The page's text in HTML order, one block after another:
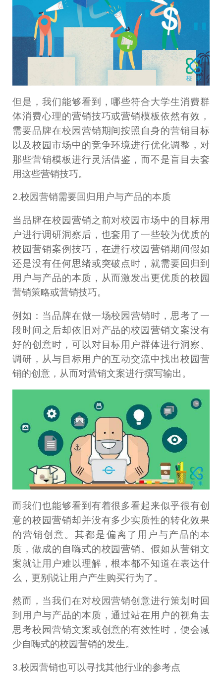
但是，我们能够看到，哪些符合大学生消费群
体消费心理的营销技巧或营销模板依然有效，
需要品牌在校园营销期间按照自身的营销目标
以及校园市场中的竞争环境进行优化调整，对
那些营销模板进行灵活借鉴，而不是盲目去套
用这些营销技巧。
2.校园营销需要回归用户与产品的本质
当品牌在校园营销之前对校园市场中的目标用
户进行调研洞察后，也套用了一些较为优质的
校园营销案例技巧，在进行校园营销期间假如
还是没有任何思绪或突破点时，就需要回归到
用户与产品的本质，从而激发出更优质的校园
营销策略或营销技巧。
例如：当品牌在做一场校园营销时，思考了一
段时间之后却依旧对产品的校园营销文案没有
好的创意时，可以对目标用户群体进行洞察、
调研，从与目标用户的互动交流中找出校园营
销的创意，从而对营销文案进行撰写输出。
而我们也能够看到有着很多看起来似乎很有创
意的校园营销却并没有多少实质性的转化效果
的营销创意。其都是偏离了用户与产品的本
质，做成的自嗨式的校园营销。假如从营销文
案就让用户难以理解，根本都不知道在表达什
么，更别说让用户产生购买行为了。
然而，当我们在对校园营销创意进行策划时回
到用户与产品的本质，通过站在用户的视角去
思考校园营销文案或创意的有效性时，便会减
少自嗨式的校园营销的发生。
3.校园营销也可以寻找其他行业的参考点